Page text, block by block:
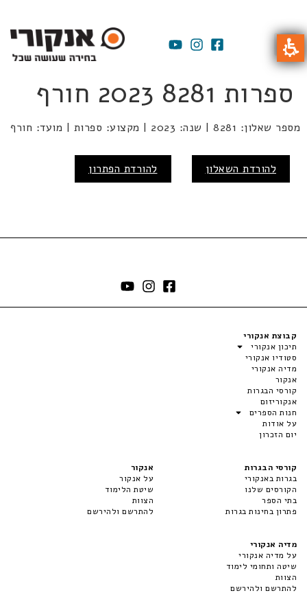
ספרות 8281 2023 חורף
מספר שאלון: 8281 | שנה: 2023 | מקצוע: ספרות | מועד: חורף
להורדת השאלון להורדת הפתרון
קבוצת אנקורי
תיכון אנקורי
סטודיו אנקורי
מדיה אנקורי
אנקור
קורסי הבגרות
אנקוריזום
חנות הספרים
על אודות
יום הזכרון
קורסי הבגרות
בגרות באנקורי
הקורסים שלנו
בתי הספר
פתרון בחינות בגרות
אנקור
על אנקור
שיטת הלימוד
הצוות
להתרשם ולהירשם
מדיה אנקורי
על מדיה אנקורי
שיטה ותחומי לימוד
הצוות
להתרשם ולהירשם